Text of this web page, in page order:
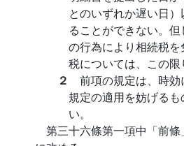
とのいずれか遅い日
ることができない。
の行為により相続税
税については、この限
２ 前項の規定は、時
規定の適用を妨げる
い。
第三十六條第一項中「前條